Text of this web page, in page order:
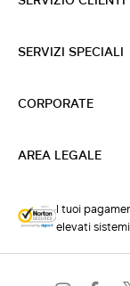
SERVIZI SPECIALI
CORPORATE
AREA LEGALE
I tuoi
elevati